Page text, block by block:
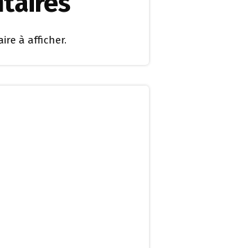
à afficher.